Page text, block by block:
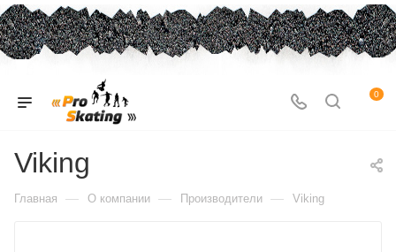
0
Viking
Главная — О компании — Производители — Viking